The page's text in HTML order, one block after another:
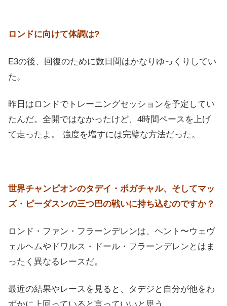
ロンドに向けて体調は?
E3の後、回復のために数日間はかなりゆっくりしてい
た。
昨日はロンドでトレーニングセッションを予定してい
たんだ。全開ではなかったけど、4時間ペースを上げ
て走ったよ。 強度を増すには完璧な方法だった。
世界チャンピオンのタデイ・ポガチャル、そしてマッ
ズ・ピーダスンの三つ巴の戦いに持ち込むのですか？
ロンド・ファン・フラーンデレンは、ヘント〜ウェヴ
ェルヘムやドワルス・ドール・フラーンデレンとはま
ったく異なるレースだ。
最近の結果やレースを見ると、タデジと自分が他をわ
ずかに上回っていると言っていいと思う。